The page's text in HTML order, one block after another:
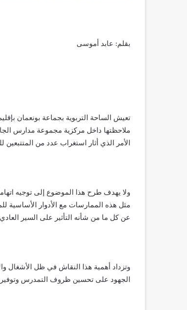
بقلم: عابد أموسى
تعيش الساحة التربوية بجماعة بونعمان
ملاحظتها داخل مركزية مجموعة مدارس
الأمر الذي أثار استغراب عدد من
ولا يهدف طرح هذا الموضوع إلى توجيه
مثل هذه الممارسات مع الأدوار الأساسية
عن كل ما من شأنه التأثير على السير
وتزداد أهمية هذا النقاش في ظل الأشغال
الجهود على تحسين ظروف التمدرس وتوفير